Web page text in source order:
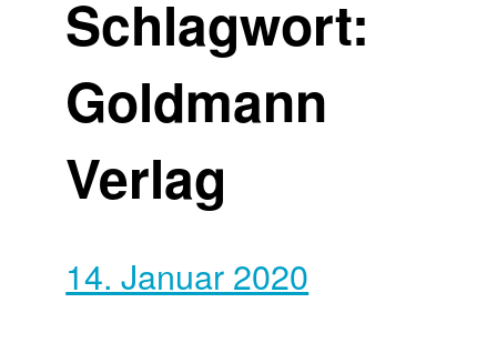
Schlagwort:
Goldmann
Verlag
14. Januar 2020